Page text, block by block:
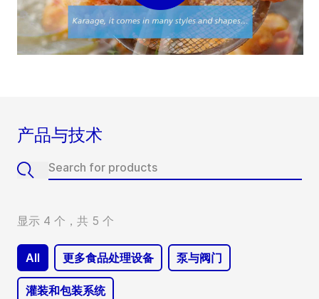
产品与技术
显示 4 个，共 5 个
All 更多食品处理设备 泵与阀门
灌装和包装系统